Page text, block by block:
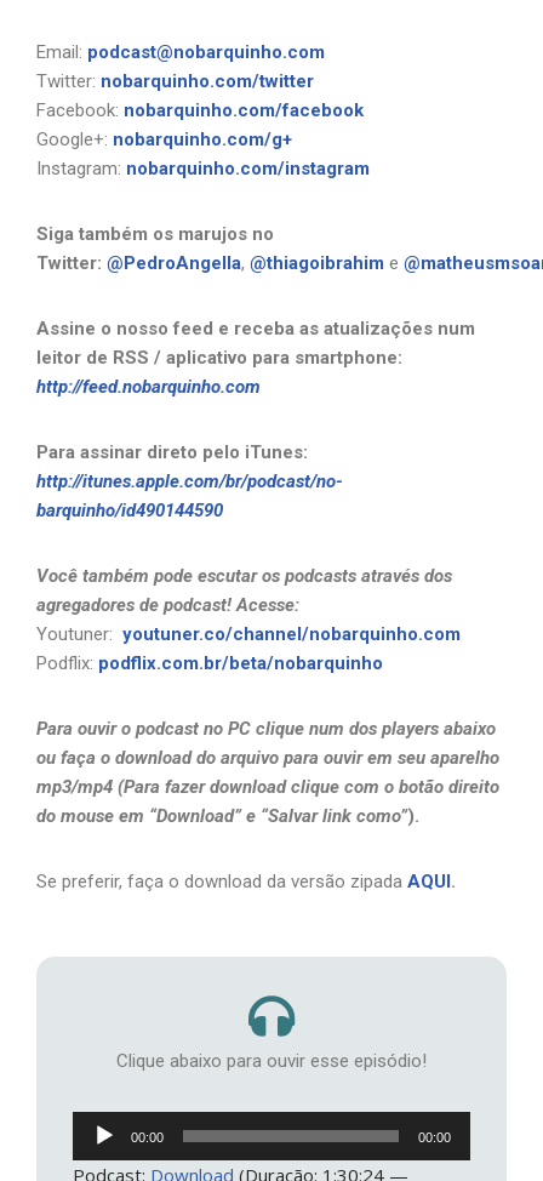
Email: podcast@nobarquinho.com
Twitter: nobarquinho.com/twitter
Facebook: nobarquinho.com/facebook
Google+: nobarquinho.com/g+
Instagram: nobarquinho.com/instagram
Siga também os marujos no
Twitter: @PedroAngella, @thiagoibrahim e
Assine o nosso feed e receba as atualizações num
leitor de RSS / aplicativo para smartphone:
http://feed.nobarquinho.com
Para assinar direto pelo iTunes:
http://itunes.apple.com/br/podcast/no-
barquinho/id490144590
Você também pode escutar os podcasts através dos
agregadores de podcast! Acesse:
Youtuner: youtuner.co/channel/nobarquinho.com
Podflix: podflix.com.br/beta/nobarquinho
Para ouvir o podcast no PC clique num dos players abaixo
ou faça o download do arquivo para ouvir em seu aparelho
mp3/mp4 (Para fazer download clique com o botão direito
do mouse em “Download” e “Salvar link como”).
Se preferir, faça o download da versão zipada AQUI .
Clique abaixo para ouvir esse episódio!
Tocador
de
00:00 00:00
Podcast: Download (Duração: 1:30:24 —